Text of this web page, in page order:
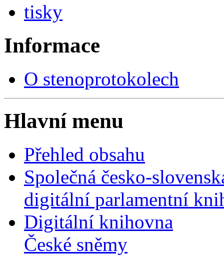
tisky
Informace
O stenoprotokolech
Hlavní menu
Přehled obsahu
Společná česko-
digitální parlamentní
Digitální knihovna
České sněmy